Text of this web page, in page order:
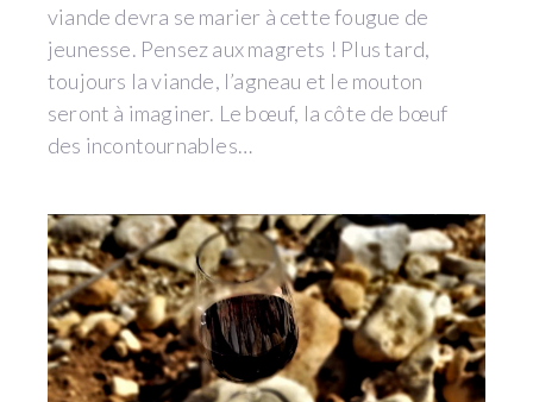
viande devra se marier à cette fougue de
jeunesse. Pensez aux magrets ! Plus tard,
toujours la viande, l’agneau et le mouton
seront à imaginer. Le bœuf, la côte de bœuf
des incontournables…